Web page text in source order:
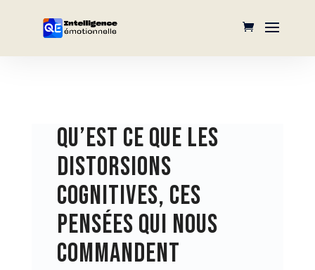
QU’EST CE QUE LES
DISTORSIONS
COGNITIVES, CES
PENSÉES QUI NOUS
COMMANDENT